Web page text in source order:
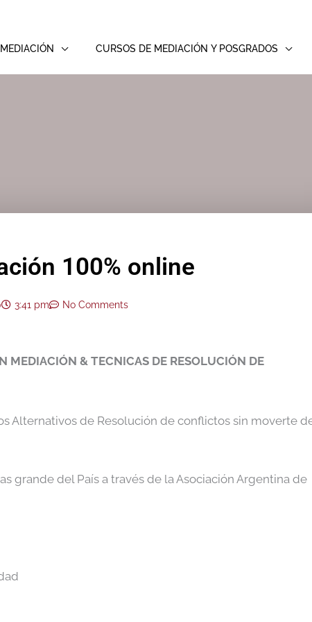
MEDIACIÓN CURSOS DE MEDIACIÓN Y POSGRADOS
100% online
3:41 pm No Comments
MEDIACIÓN & TECNICAS DE RESOLUCIÓN DE
Alternativos de Resolución de conflictos sin moverte
grande del País a través de la Asociación Argentina de